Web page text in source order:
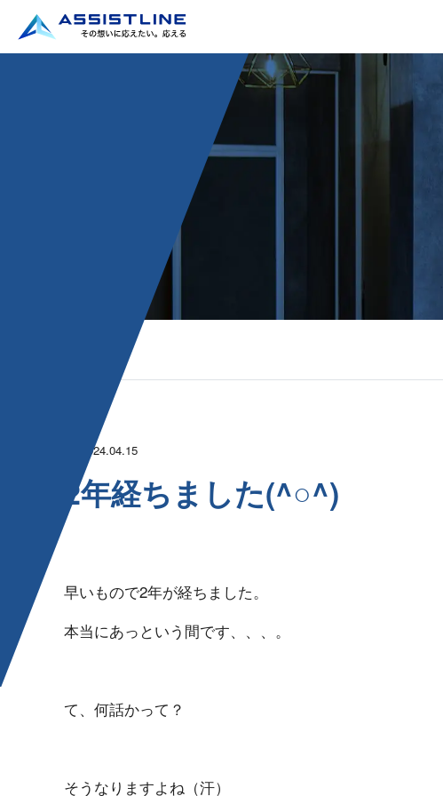
2024.04.15
2年経ちました( ^ ○ ^ )
早いもので2年が経ちました。
本当にあっという間です、、、。
て、何話かって？
そうなりますよね（汗）